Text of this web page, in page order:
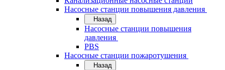
Насосные станции повышения давления
Назад
Насосные станции повышения
давления
PBS
Насосные станции пожаротушения
Назад